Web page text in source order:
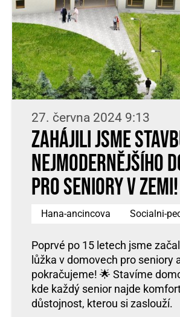
27. června 2024 9:13
Zahájili jsme
nejmodernějšího
pro seniory v zemi!
Hana-ancincova Socialni-
Poprvé po 15 letech jsme
lůžka v domovech pro seniory
pokračujeme! 🌟 Stavíme
kde každý senior najde
důstojnost, kterou si zaslouží.